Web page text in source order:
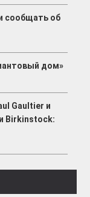
сообщать об
дом»
Gaultier и
Birkinstock: